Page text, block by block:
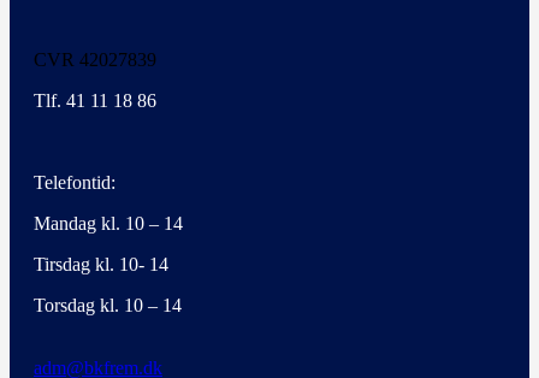
CVR 42027839
Tlf. 41 11 18 86
Telefontid:
Mandag kl. 10 – 14
Tirsdag kl. 10- 14
Torsdag kl. 10 – 14
adm@bkfrem.dk